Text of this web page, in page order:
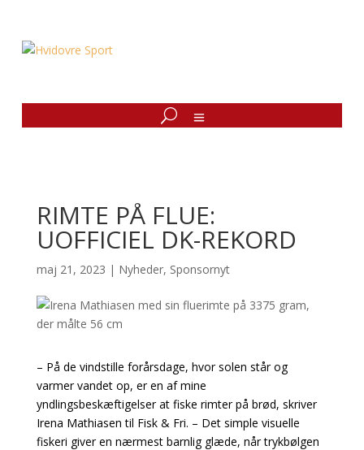
RIMTE PÅ FLUE:
UOFFICIEL DK-REKORD
maj 21, 2023 | Nyheder, Sponsornyt
– På de vindstille forårsdage, hvor solen står og
varmer vandet op, er en af mine
yndlingsbeskæftigelser at fiske rimter på brød, skriver
Irena Mathiasen til Fisk & Fri. – Det simple visuelle
fiskeri giver en nærmest barnlig glæde, når trykbølgen